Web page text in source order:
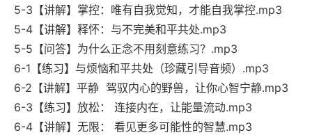
5-3【讲解】掌控：唯有自我觉知，才能自我掌控.mp3
5-4【讲解】释怀：与不完美和平共处.mp3
5-5【问答】为什么正念不用刻意练习？.mp3
6-1【练习】与烦恼和平共处（珍藏引导音频）.mp3
6-2【讲解】平静 驾驭内心的野兽，让你心智宁静.mp3
6-3【练习】放松： 连接内在，让能量流动.mp3
6-4【讲解】无限： 看见更多可能性的智慧.mp3